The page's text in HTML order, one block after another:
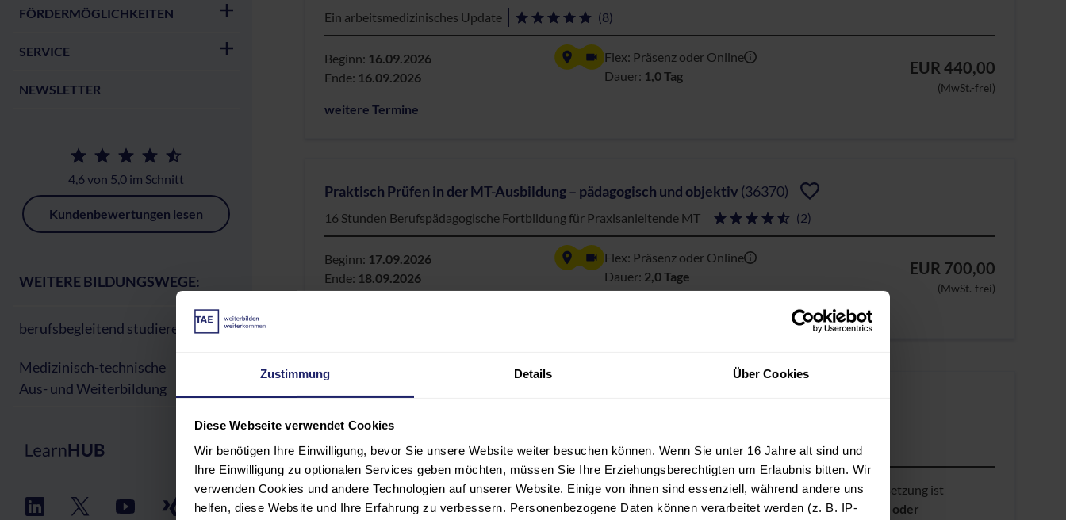
Zustimmung Details Über Cookies
Diese Webseite verwendet Cookies
Wir benötigen Ihre Einwilligung, bevor Sie unsere Website weiter besuchen können. Wenn Sie unter 16 Jahre alt sind und
Ihre Einwilligung zu optionalen Services geben möchten, müssen Sie Ihre Erziehungsberechtigten um Erlaubnis bitten. Wir
verwenden Cookies und andere Technologien auf unserer Website. Einige von ihnen sind essenziell, während andere uns
helfen, diese Website und Ihre Erfahrung zu verbessern. Personenbezogene Daten können verarbeitet werden (z. B. IP-
FÖRDERMÖGLICHKEITEN
SERVICE
NEWSLETTER
4,6 von 5,0 im Schnitt
Kundenbewertungen lesen
WEITERE BILDUNGSWEGE:
berufsbegleitend studieren
Medizinisch-technische
Aus- und Weiterbildung
Ein arbeitsmedizinisches Update (8)
Beginn: 16.09.2026
Ende: 16.09.2026
weitere Termine
Flex: Präsenz oder Online
Dauer: 1,0 Tag EUR 440,00
(MwSt.-frei)
Praktisch Prüfen in der MT-Ausbildung – pädagogisch und objektiv (36370)
16 Stunden Berufspädagogische Fortbildung für Praxisanleitende MT (2)
Beginn: 17.09.2026
Ende: 18.09.2026
Flex: Präsenz oder Online
Dauer: 2,0 Tage EUR 700,00
(MwSt.-frei)
MTAE
Medizintechniker
Weiterbildung zum staatlich geprüften Techniker* (Bachelor Professional)
Die Weiterbildung zum Medizintechniker ist staatlich geregelt. Sie dauert insgesamtzwei Jahre . Voraussetzung ist
entwedersieben Jahre Berufserfahrungohne jegliche Ausbildung odereine abgeschlossene Gesellen- oder